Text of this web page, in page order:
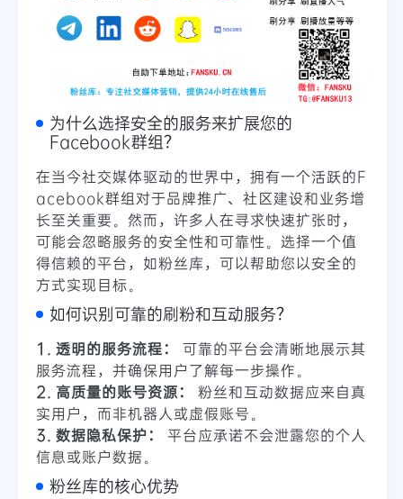
为什么选择安全的服务来扩展您的
Facebook群组？
在当今社交媒体驱动的世界中，拥有一个活跃的F
acebook群组对于品牌推广、社区建设和业务增
长至关重要。然而，许多人在寻求快速扩张时，
可能会忽略服务的安全性和可靠性。选择一个值
得信赖的平台，如粉丝库，可以帮助您以安全的
方式实现目标。
如何识别可靠的刷粉和互动服务？
1. 透明的服务流程：
可靠的平台会清晰地展示其
服务流程，并确保用户了解每一步操作。
2. 高质量的账号资源：
粉丝和互动数据应来自真
实用户，而非机器人或虚假账号。
3. 数据隐私保护：
平台应承诺不会泄露您的个人
信息或账户数据。
粉丝库的核心优势